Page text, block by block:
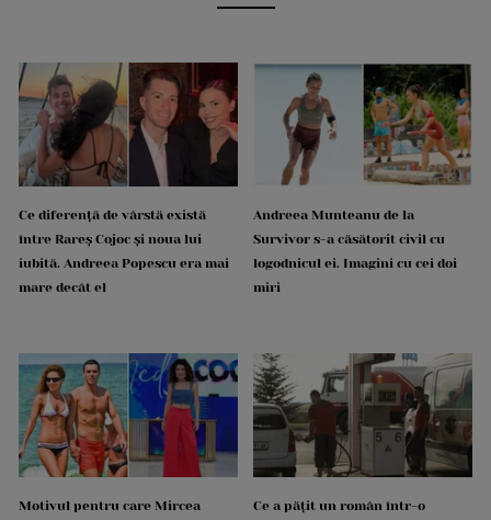
Ce diferență de vârstă există
între Rareș Cojoc și noua lui
iubită. Andreea Popescu era mai
mare decât el
Andreea Munteanu de la
Survivor s-a căsătorit civil cu
logodnicul ei. Imagini cu cei doi
miri
Motivul pentru care Mircea
Ce a pățit un român într-o